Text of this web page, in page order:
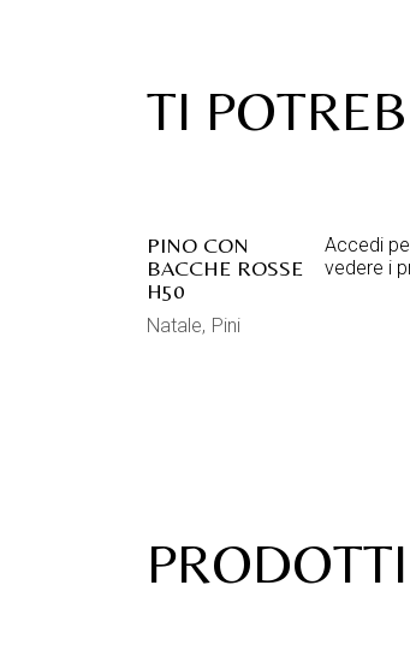
TI
PINO CON
BACCHE ROSSE
H50
Accedi
vedere i
Natale Pini